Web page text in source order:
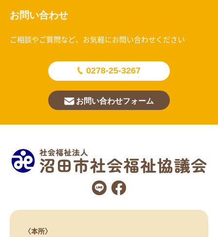
お問い合わせ
ご相談やご質問など、お気軽にお問い合わせください
0278-25-3267
お問い合わせフォーム
〈本所〉